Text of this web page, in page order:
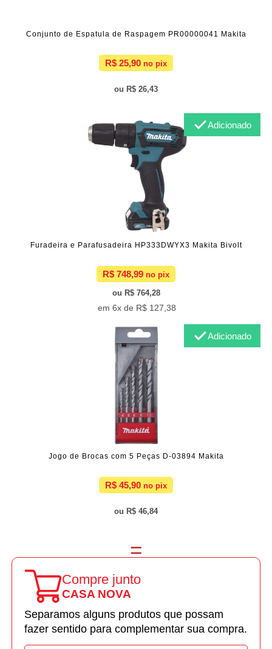
Conjunto de Espatula de Raspagem PR00000041 Makita
R$ 25,90
R$ 26,43
Furadeira e Parafusadeira HP333DWYX3 Makita Bivolt
R$ 748,99
R$ 764,28
6x de R$ 127,38
Adicionado
Jogo de Brocas com 5 Peças D-03894 Makita
R$ 45,90
R$ 46,84
Adicionado
Compre junto
CASA NOVA
Separamos alguns produtos que possam
fazer sentido para complementar sua compra.